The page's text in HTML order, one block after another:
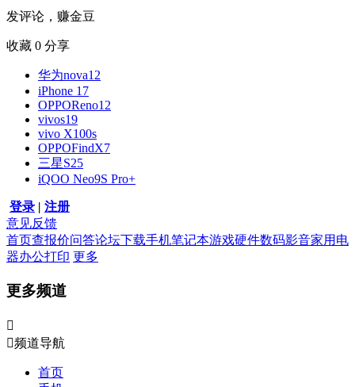
发评论，赚金豆
收藏 0 分享
华为nova12
iPhone 17
OPPOReno12
vivos19
vivo X100s
OPPOFindX7
三星S25
iQOO Neo9S Pro+
登录 | 注册
意见反馈
首页查报价问答论坛下载手机笔记本游戏硬件数码影音家用电
器办公打印 更多
更多频道

频道导航
首页